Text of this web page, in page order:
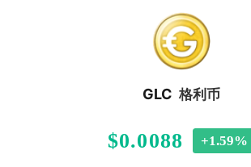
GLC 格利币
$0.0088 +1.59%